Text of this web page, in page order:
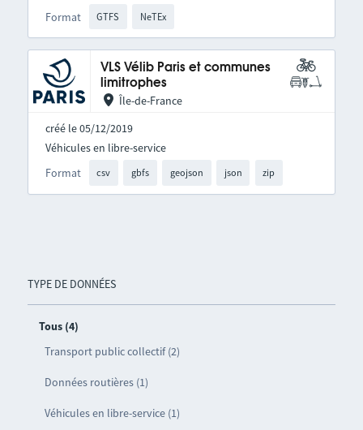
TYPE DE DONNÉES
Tous (4)
Transport public collectif (2)
Données routières (1)
Véhicules en libre-service (1)
Format GTFS NeTEx
VLS Vélib Paris et communes
limitrophes
Île-de-France
créé le 05/12/2019
Format csv gbfs geojson json zip
Véhicules en libre-service